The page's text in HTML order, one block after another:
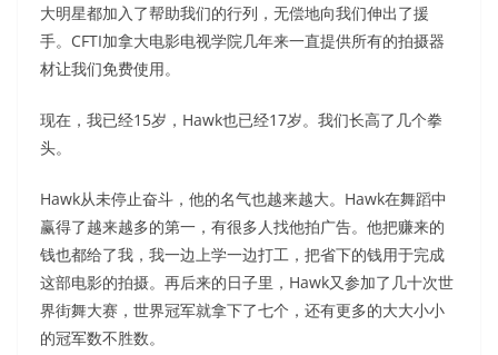
大明星都加入了帮助我们的行列，无偿地向我们伸出了援
手。CFTI加拿大电影电视学院几年来一直提供所有的拍摄器
材让我们免费使用。
现在，我已经15岁，Hawk也已经17岁。我们长高了几个拳
头。
Hawk从未停止奋斗，他的名气也越来越大。Hawk在舞蹈中
赢得了越来越多的第一，有很多人找他拍广告。他把赚来的
钱也都给了我，我一边上学一边打工，把省下的钱用于完成
这部电影的拍摄。再后来的日子里，Hawk又参加了几十次世
界街舞大赛，世界冠军就拿下了七个，还有更多的大大小小
的冠军数不胜数。